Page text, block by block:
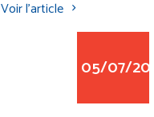
Voir l'article
05/07/2022